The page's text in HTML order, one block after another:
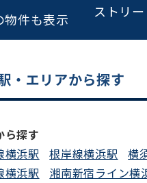
物件も表示
ストリ
・エリアから探す
ら探す
横浜駅
根岸線横浜駅
横
横浜駅
湘南新宿ライン横